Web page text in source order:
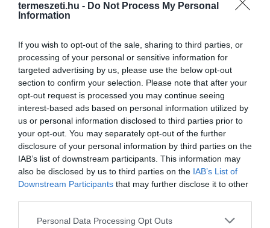
termeszeti.hu - Do Not Process My Personal
Information
If you wish to opt-out of the sale, sharing to third parties, or
processing of your personal or sensitive information for
targeted advertising by us, please use the below opt-out
section to confirm your selection. Please note that after your
opt-out request is processed you may continue seeing
interest-based ads based on personal information utilized by
us or personal information disclosed to third parties prior to
your opt-out. You may separately opt-out of the further
disclosure of your personal information by third parties on the
IAB’s list of downstream participants. This information may
also be disclosed by us to third parties on the IAB’s List of
Downstream Participants that may further disclose it to other
Please note that this website/app uses one or more Google
Personal Data Processing Opt Outs